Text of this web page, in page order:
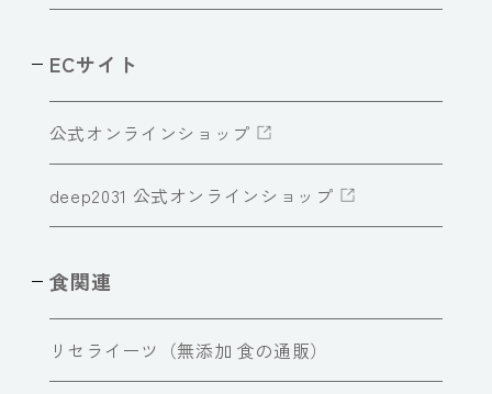
ECサイト
公式オンラインショップ
deep2031 公式オンラインショップ
食関連
リセライーツ（無添加 食の通販）